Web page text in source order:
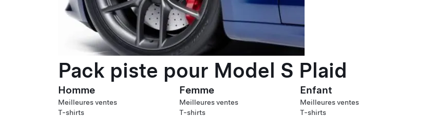
Pack piste pour Model S Plaid
Homme
Meilleures ventes
T-shirts
Femme
Meilleures ventes
T-shirts
Enfant
Meilleures ventes
T-shirts